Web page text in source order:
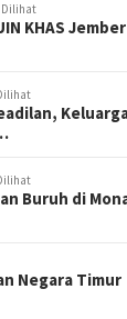
Dilihat
KHAS
Buruh di
Negara Timur